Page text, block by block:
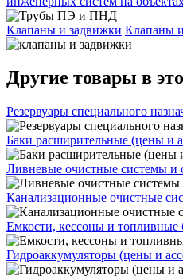
Клапаны и задвижки Клапаны
Другие товары в
Резервуары специального
Баки расширительные (цены и
Ливневые очистные системы и
Канализационные очистные
Емкости, кессоны и топливные
Гидроаккумуляторы (цены и